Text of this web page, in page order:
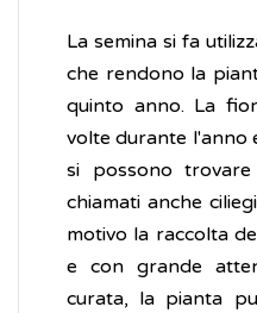
La semina si fa
che rendono la
quinto anno. La
volte durante l'anno
si possono
chiamati anche
motivo la raccolta
e con grande
curata, la pianta